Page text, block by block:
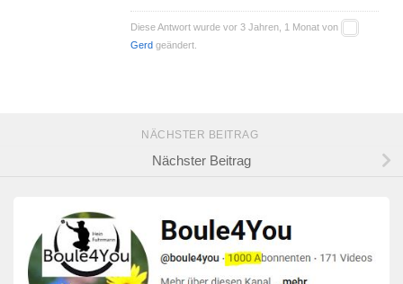
Diese Antwort wurde vor 3 Jahren, 1 Monat von
Gerd geändert.
NÄCHSTER BEITRAG
Nächster Beitrag